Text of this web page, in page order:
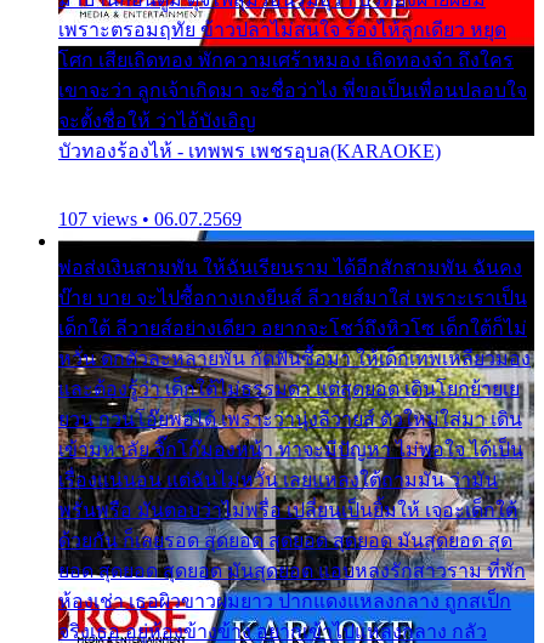
เพราะตรอมฤทัย ข้าวปลาไม่สนใจ ร้องไห้ลูกเดียว หยุด
โศก เสียเถิดทอง พักความเศร้าหมอง เถิดทองจ๋า ถึงใคร
เขาจะว่า ลูกเจ้าเกิดมา จะชื่อว่าไง พี่ขอเป็นเพื่อนปลอบใจ
จะตั้งชื่อให้ ว่าไอ้บังเอิญ
บัวทองร้องไห้ - เทพพร เพชรอุบล(KARAOKE)
107 views • 06.07.2569
พ่อส่งเงินสามพัน ให้ฉันเรียนราม ได้อีกสักสามพัน ฉันคง
บ๊าย บาย จะไปซื้อกางเกงยีนส์ ลีวายส์มาใส่ เพราะเราเป็น
เด็กใต้ ลีวายส์อย่างเดียว อยากจะโชว์ถึงหิวโซ เด็กใต้ก็ไม่
หวั่น ตกตัวละหลายพัน กัดฟันซื้อมา ให้เด็กเทพเหลียวมอง
และต้องรู้ว่า เด็กใต้ไม่ธรรมดา แต่สุดยอด เดินโยกย้ายเย
ยวน กวนโอ๊ยพอได้ เพราะว่านุ่งลีวายส์ ตัวใหม่ใส่มา เดิน
เข้ามหาลัย จิ๊กโก๊มองหน้า ท่าจะมีปัญหา ไม่พอใจ ได้เป็น
เรื่องแน่นอน แต่ฉันไม่หวั่น เลยแหลงใต้ถามมัน ว่ามัน
พรั่นพรือ มันตอบว่าไม่พรื่อ เปลี่ยนเป็นยิ้มให้ เจอะเด็กใต้
ด้วยกัน ก็เลยรอด สุดยอด สุดยอด สุดยอด มันสุดยอด สุด
ยอด สุดยอด สุดยอด มันสุดยอด แอบหลงรักสาวราม ที่พัก
ห้องเช่า เธอผิวขาวผมยาว ปากแดงแหลงกลาง ถูกสเป็ก
จริงเธอ อยู่ห้องข้างข้าง อยากเข้าไปแหลงกลาง กลัว